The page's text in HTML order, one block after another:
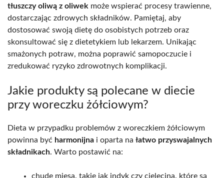
tłuszczy oliwą z oliwek może wspierać procesy trawienne,
dostarczając zdrowych składników. Pamiętaj, aby
dostosować swoją dietę do osobistych potrzeb oraz
skonsultować się z dietetykiem lub lekarzem. Unikając
smażonych potraw, można poprawić samopoczucie i
zredukować ryzyko zdrowotnych komplikacji.
Jakie produkty są polecane w diecie
przy woreczku żółciowym?
Dieta w przypadku problemów z woreczkiem żółciowym
powinna być harmonijna i oparta na łatwo przyswajalnych
składnikach. Warto postawić na:
chude mięsa, takie jak indyk czy cielęcina, które są